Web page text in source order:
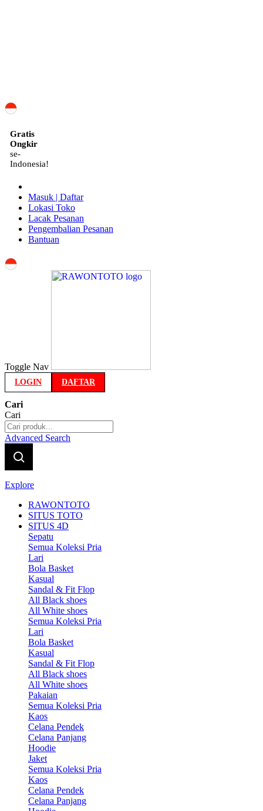
Gratis
Ongkir
se-
Indonesia!
Masuk | Daftar
Lokasi Toko
Lacak Pesanan
Pengembalian Pesanan
Bantuan
Toggle Nav
LOGIN DAFTAR
Cari
Cari
Advanced Search
Explore
RAWONTOTO
SITUS TOTO
SITUS 4D
Sepatu
Semua Koleksi Pria
Lari
Bola Basket
Kasual
Sandal & Fit Flop
All Black shoes
All White shoes
Semua Koleksi Pria
Lari
Bola Basket
Kasual
Sandal & Fit Flop
All Black shoes
All White shoes
Pakaian
Semua Koleksi Pria
Kaos
Celana Pendek
Celana Panjang
Hoodie
Jaket
Semua Koleksi Pria
Kaos
Celana Pendek
Celana Panjang